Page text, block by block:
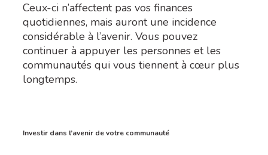
Ceux-ci n’affectent pas vos finances
quotidiennes, mais auront une incidence
considérable à l’avenir. Vous pouvez
continuer à appuyer les personnes et les
communautés qui vous tiennent à cœur plus
longtemps.
Investir dans l’avenir de votre communauté